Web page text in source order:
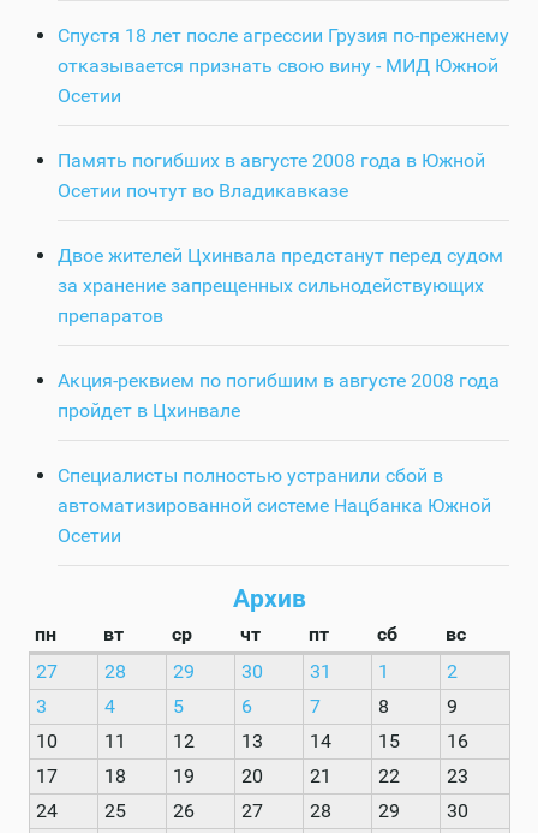
Спустя 18 лет после агрессии Грузия по-прежнему
отказывается признать свою вину - МИД Южной
Осетии
Память погибших в августе 2008 года в Южной
Осетии почтут во Владикавказе
Двое жителей Цхинвала предстанут перед судом
за хранение запрещенных сильнодействующих
препаратов
Акция-реквием по погибшим в августе 2008 года
пройдет в Цхинвале
Специалисты полностью устранили сбой в
автоматизированной системе Нацбанка Южной
Осетии
Архив
пн вт ср чт пт сб
вс
27
28 29 30 31 1
2
3
4 5 6 7 8
9
10
11 12 13 14 15
16
17
18 19 20 21 22
23
24
25 26 27 28 29
30